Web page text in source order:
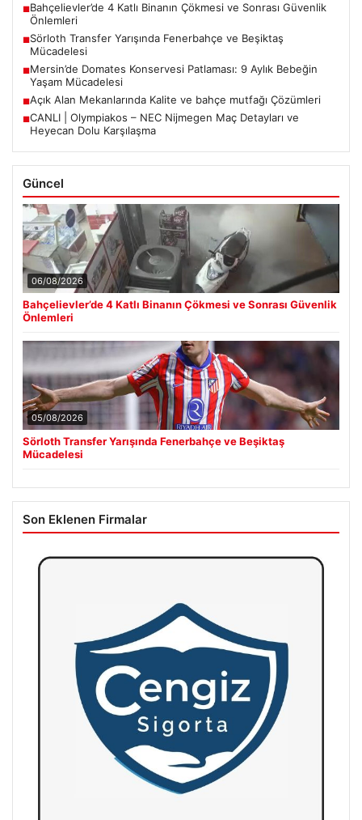
■Bahçelievler’de 4 Katlı Binanın Çökmesi ve Sonrası Güvenlik
Önlemleri
■Sörloth Transfer Yarışında Fenerbahçe ve Beşiktaş
Mücadelesi
■Mersin’de Domates Konservesi Patlaması: 9 Aylık Bebeğin
Yaşam Mücadelesi
■Açık Alan Mekanlarında Kalite ve bahçe mutfağı Çözümleri
■CANLI | Olympiakos – NEC Nijmegen Maç Detayları ve
Heyecan Dolu Karşılaşma
Güncel
06/08/2026
Bahçelievler’de 4 Katlı Binanın Çökmesi ve Sonrası Güvenlik
Önlemleri
05/08/2026
Sörloth Transfer Yarışında Fenerbahçe ve Beşiktaş
Mücadelesi
Son Eklenen Firmalar